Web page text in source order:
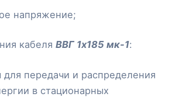
напряжение;
кабеля ВВГ 1х185 мк-1:
передачи и распределения
в стационарных